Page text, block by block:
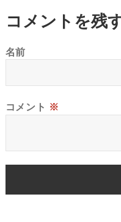
コメントを残
名前
コメント ※